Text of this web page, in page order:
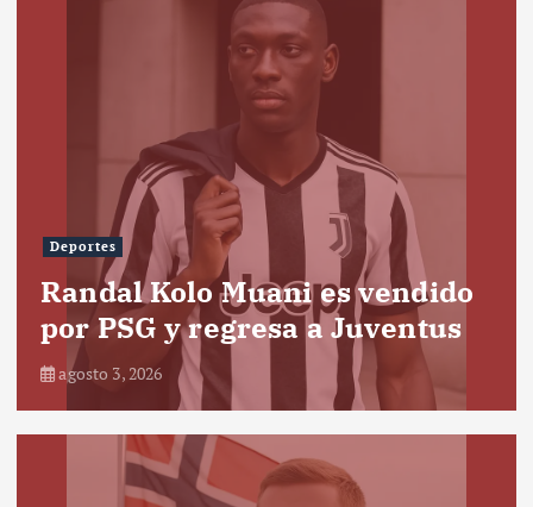
Deportes
Randal Kolo Muani es vendido
por PSG y regresa a Juventus
agosto 3, 2026